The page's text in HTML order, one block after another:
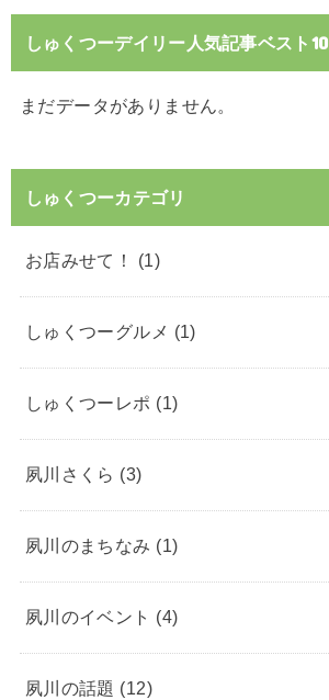
しゅくつーデイリー人気記事ベスト10
まだデータがありません。
しゅくつーカテゴリ
お店みせて！ (1)
しゅくつーグルメ (1)
しゅくつーレポ (1)
夙川さくら (3)
夙川のまちなみ (1)
夙川のイベント (4)
夙川の話題 (12)